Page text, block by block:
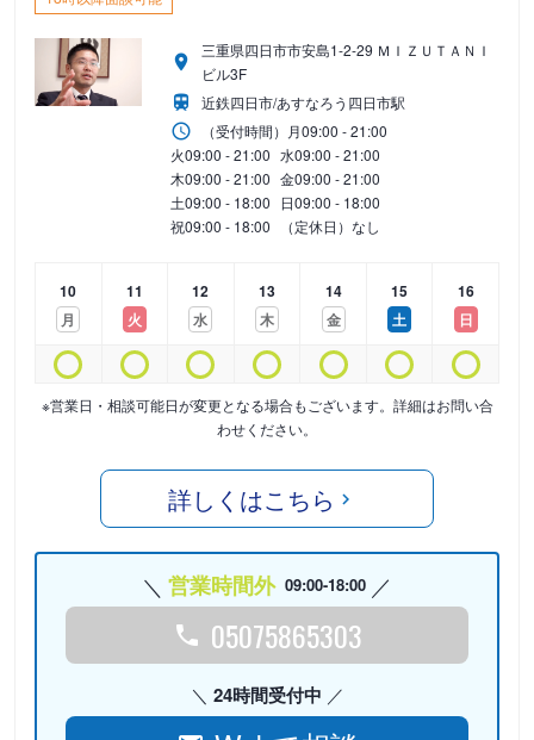
三重県四日市市安島1-2-29 ＭＩＺＵＴＡＮＩ
ビル3F
近鉄四日市/あすなろう四日市駅
（受付時間） 月09:00 - 21:00
火09:00 - 21:00 水09:00 - 21:00
木09:00 - 21:00 金09:00 - 21:00
土09:00 - 18:00 日09:00 - 18:00
祝09:00 - 18:00 （定休日）なし
10
月
11
火
12
水
13
木
14
金
15
土
16
日
※営業日・相談可能日が変更となる場合もございます。詳細はお問い合
わせください。
詳しくはこちら
営業時間外 09:00-18:00
05075865303
24時間受付中